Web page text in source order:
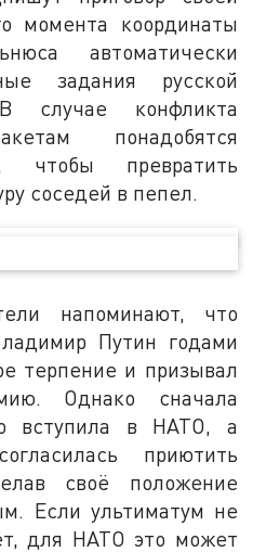
момента координаты
автоматически
задания русской
случае конфликта
понадобятся
чтобы превратить
соседей в пепел.
напоминают, что
Путин годами
терпение и призывал
Однако сначала
вступила в НАТО, а
приютить
своё положение
Если ультиматум не
для НАТО это может